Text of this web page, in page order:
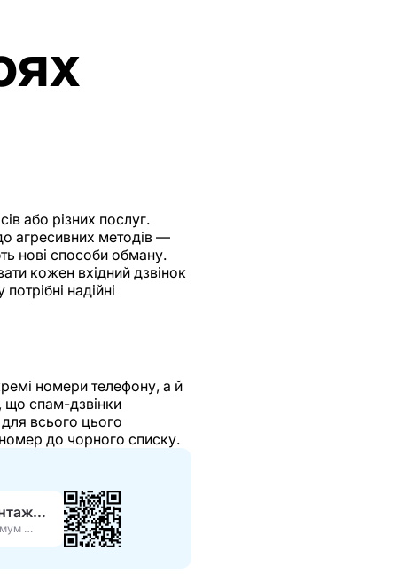
або різних послуг.
агресивних методів —
нові способи обману.
кожен вхідний дзвінок
надійні
номери телефону, а й
що спам-дзвінки
всього цього
до чорного списку.
Завантажити APK
Максимум функцій